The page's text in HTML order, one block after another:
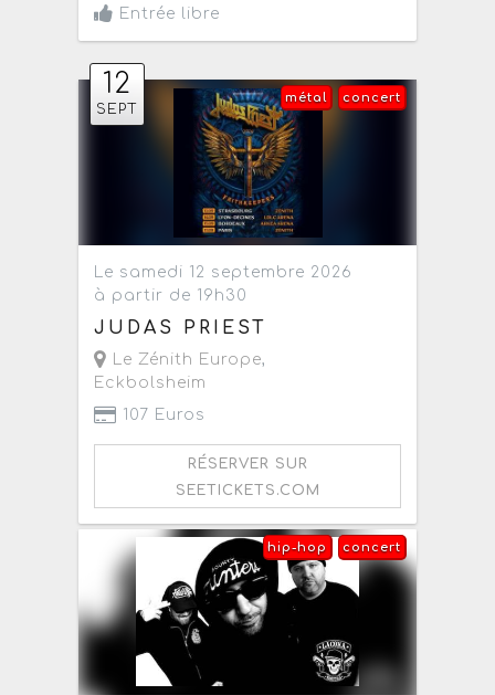
Entrée libre
12
SEPT
concert
métal
Le samedi 12 septembre 2026
à partir de 19h30
JUDAS PRIEST
Le Zénith Europe,
Eckbolsheim
107 Euros
RÉSERVER SUR
SEETICKETS.COM
concert
hip-hop